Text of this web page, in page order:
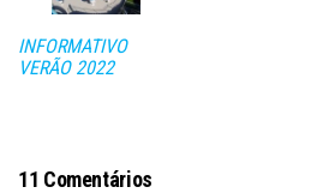
INFORMATIVO
VERÃO 2022
11 Comentários